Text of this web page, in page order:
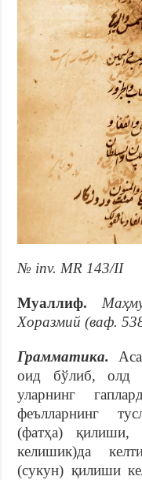
№ inv. MR 143/II
Муаллиф.
Хоразмий (ваф.
Грамматика.
оид бўлиб, олд
уларнинг
феълларнинг
(фатҳа)
келишик)да
(сукун) қилиши